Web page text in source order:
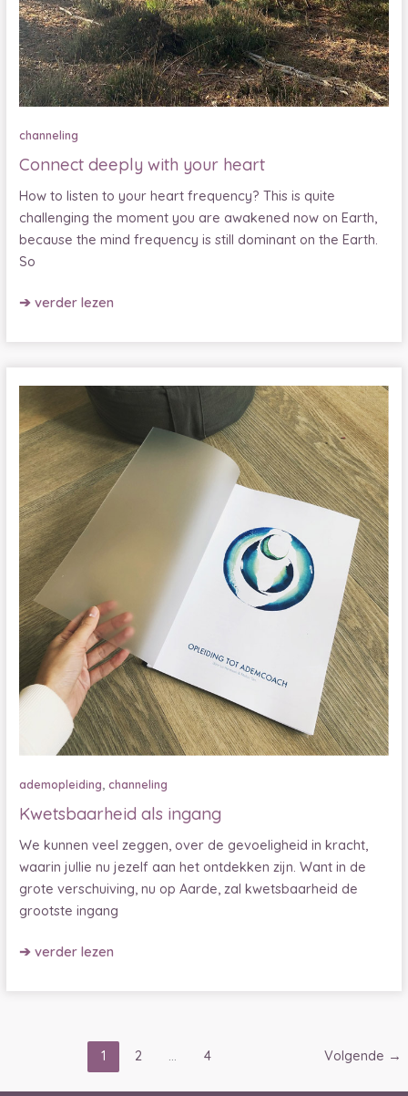
channeling
Connect deeply with your heart
How to listen to your heart frequency? This is quite
challenging the moment you are awakened now on Earth,
because the mind frequency is still dominant on the Earth.
So
Connect
with
your
heart
➔ verder lezen
ademopleiding,channeling
Kwetsbaarheid als ingang
We kunnen veel zeggen, over de gevoeligheid in kracht,
waarin jullie nu jezelf aan het ontdekken zijn. Want in de
grote verschuiving, nu op Aarde, zal kwetsbaarheid de
grootste ingang
Kwetsbaarheid
ingang
➔ verder lezen
1 2 … 4 Volgende →